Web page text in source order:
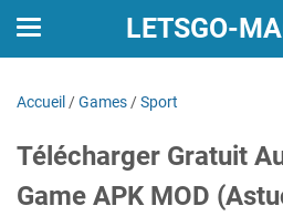
LETSGO-
Accueil /Games /Sport
Télécharger Gratuit
Game APK MOD